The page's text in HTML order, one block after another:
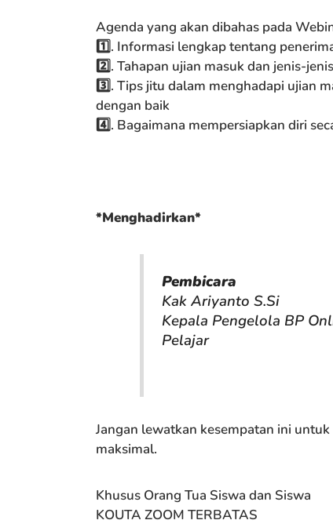
Agenda yang akan dibahas pada
1️⃣. Informasi lengkap tentang
2️⃣. Tahapan ujian masuk dan jenis-
3️⃣. Tips jitu dalam menghadapi ujian
dengan baik
4️⃣. Bagaimana mempersiapkan diri
*Menghadirkan*
Pembicara
Kak Ariyanto S.Si
Kepala Pengelola BP
Pelajar
Jangan lewatkan kesempatan ini
maksimal.
Khusus Orang Tua Siswa dan Siswa
KOUTA ZOOM TERBATAS